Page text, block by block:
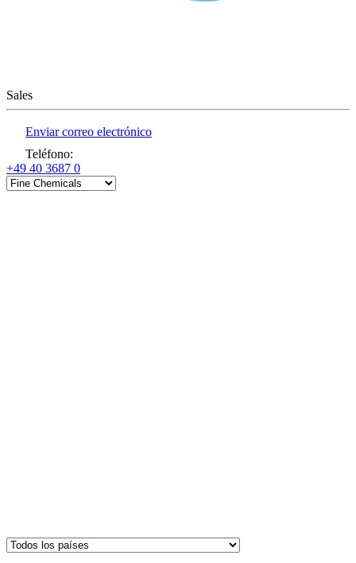
Sales
Enviar correo electrónico
Teléfono:
+49 40 3687 0